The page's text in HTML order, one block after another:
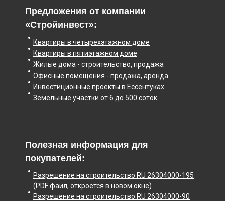
Предложения от компании
«Стройинвест»:
Квартиры в четырехэтажном доме
Квартиры в пятиэтажном доме
Жилые дома - строительство, продажа
Офисные помещения - продажа, аренда
Инвестиционные проекты в Ессентуках
Земельные участки от 6 до 500 соток
Полезная информация для
покупателей:
Разрешение на строительство RU 26304000-195
(PDF фаил, откроется в новом окне)
Разрешение на строительство RU 26304000-90